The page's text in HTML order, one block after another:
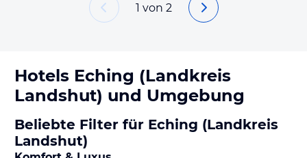
1 von 2
Hotels Eching (Landkreis
Landshut) und Umgebung
Beliebte Filter für Eching (Landkreis
Landshut)